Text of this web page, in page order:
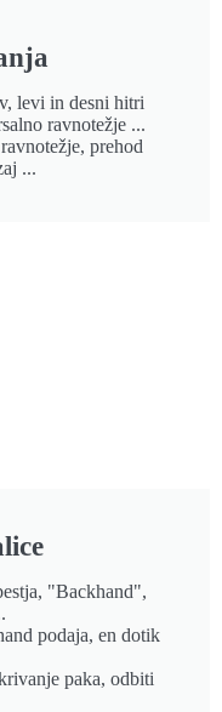
levi in desni hitri
ravnotežje ...
prehod
...
"Backhand",
podaja, en dotik
paka, odbiti